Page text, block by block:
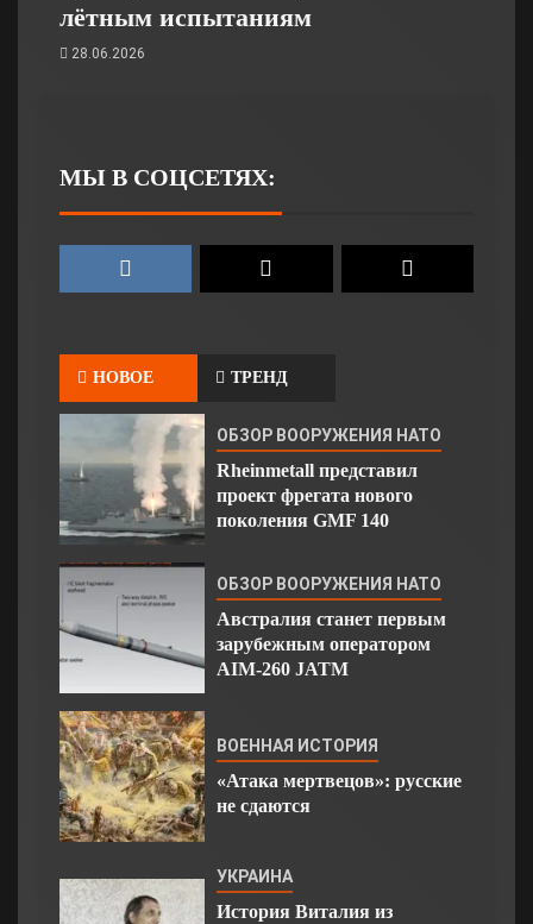
лётным испытаниям
28.06.2026
МЫ В СОЦСЕТЯХ:
НОВОЕ ТРЕНД
ОБЗОР ВООРУЖЕНИЯ НАТО
Rheinmetall представил
проект фрегата нового
поколения GMF 140
ОБЗОР ВООРУЖЕНИЯ НАТО
Австралия станет первым
зарубежным оператором
AIM-260 JATM
ВОЕННАЯ ИСТОРИЯ
«Атака мертвецов»: русские
не сдаются
УКРАИНА
История Виталия из